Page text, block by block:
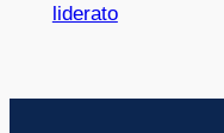
liderato